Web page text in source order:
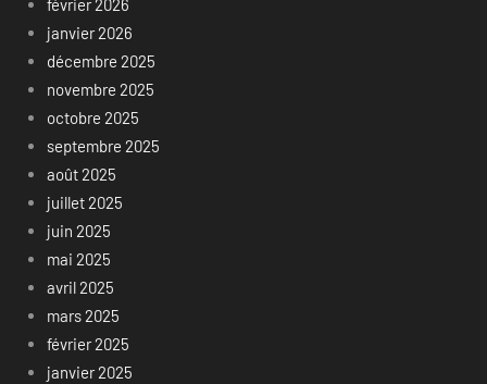
février 2026
janvier 2026
décembre 2025
novembre 2025
octobre 2025
septembre 2025
août 2025
juillet 2025
juin 2025
mai 2025
avril 2025
mars 2025
février 2025
janvier 2025